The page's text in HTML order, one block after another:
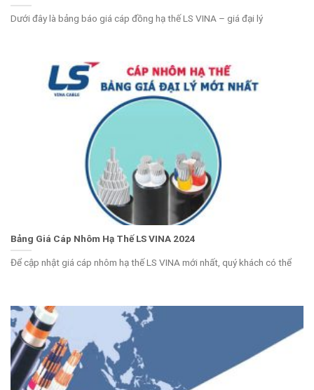
Dưới đây là bảng báo giá cáp đồng hạ thế LS VINA – giá đại lý
Bảng Giá Cáp Nhôm Hạ Thế LS VINA 2024
Để cập nhật giá cáp nhôm hạ thế LS VINA mới nhất, quý khách có thể